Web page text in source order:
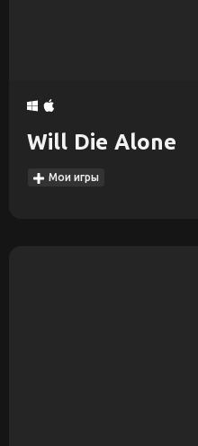
Will Die Alone
Мои игры